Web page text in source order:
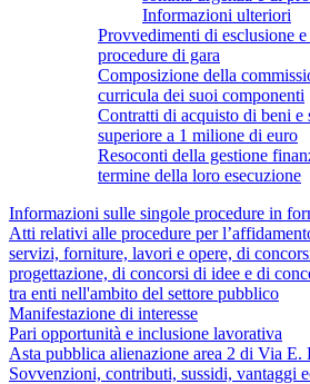
Informazioni ulteriori
Provvedimenti di esclusione
procedure di gara
Composizione della
curricula dei suoi componenti
Contratti di acquisto di beni
superiore a 1 milione di euro
Resoconti della gestione
termine della loro esecuzione
Informazioni sulle singole procedure in
Atti relativi alle procedure per
servizi, forniture, lavori e opere, di
progettazione, di concorsi di idee e di
tra enti nell'ambito del settore pubblico
Manifestazione di interesse
Pari opportunità e inclusione lavorativa
Asta pubblica alienazione area 2 di Via E.
Sovvenzioni, contributi, sussidi, vantaggi